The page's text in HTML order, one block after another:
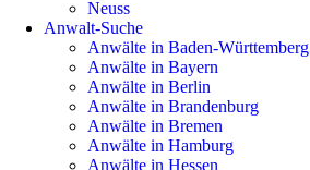
Neuss
Anwalt-Suche
Anwälte in Baden-Württemberg
Anwälte in Bayern
Anwälte in Berlin
Anwälte in Brandenburg
Anwälte in Bremen
Anwälte in Hamburg
Anwälte in Hessen